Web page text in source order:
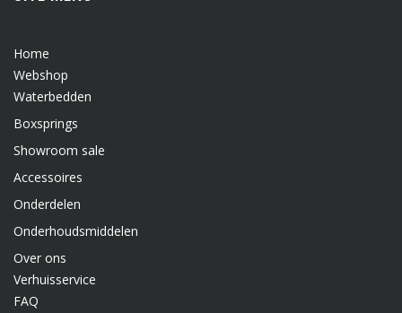
Home
Webshop
Waterbedden
Boxsprings
Showroom sale
Accessoires
Onderdelen
Onderhoudsmiddelen
Over ons
Verhuisservice
FAQ